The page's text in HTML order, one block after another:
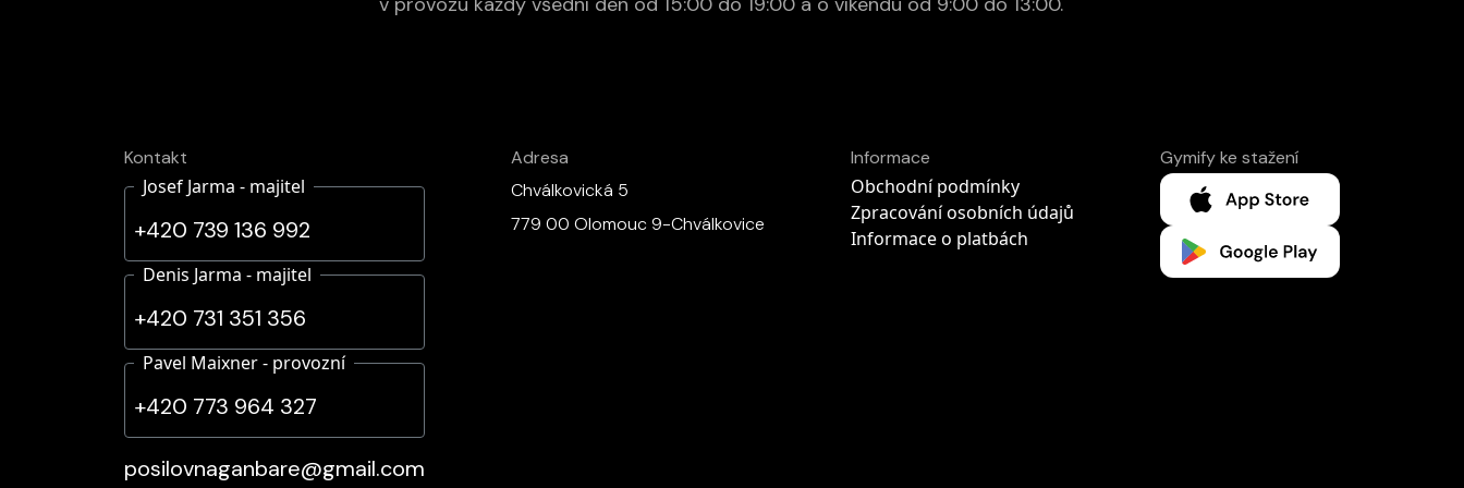
Kontakt
Josef Jarma - majitel
+420 739 136 992
Denis Jarma - majitel
+420 731 351 356
Pavel Maixner - provozní
+420 773 964 327
posilovnaganbare@gmail.com
Adresa
Chválkovická 5
779 00 Olomouc 9-Chválkovice
Informace
Obchodní podmínky
Zpracování osobních údajů
Informace o platbách
Gymify ke stažení